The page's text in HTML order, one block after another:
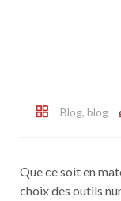
Blog, blog
Que ce soit en
choix des outils